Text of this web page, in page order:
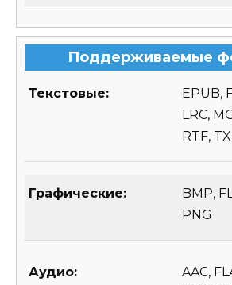
Поддерживаемые
Текстовые:
EPUB,
LRC,
RTF,
Графические:
BMP,
PNG
Аудио:
AAC,